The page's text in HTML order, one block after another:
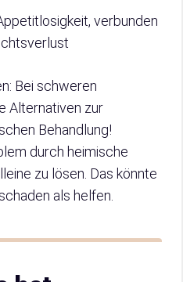
verbunden
Bei schweren
Alternativen zur
Behandlung!
durch heimische
zu lösen. Das könnte
als helfen.